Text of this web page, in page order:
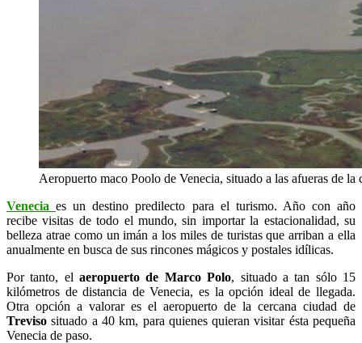
Aeropuerto maco Poolo de Venecia, situado a las afueras de la
Venecia es un destino predilecto para el turismo. Año con año
recibe visitas de todo el mundo, sin importar la estacionalidad, su
belleza atrae como un imán a los miles de turistas que arriban a ella
anualmente en busca de sus rincones mágicos y postales idílicas.
Por tanto, elaeropuerto de Marco Polo, situado a tan sólo 15
kilómetros de distancia de Venecia, es la opción ideal de llegada.
Otra opción a valorar es el aeropuerto de la cercana ciudad de
Treviso situado a 40 km, para quienes quieran visitar ésta pequeña
Venecia de paso.